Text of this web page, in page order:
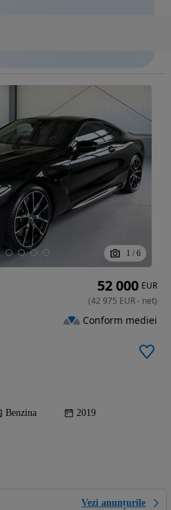
1 / 6
Benzina 2019
Vezi anunțurile
52 000 EUR
(42 975 EUR- net)
Conform mediei